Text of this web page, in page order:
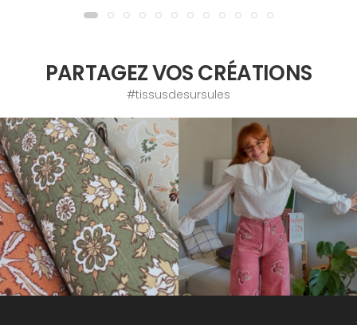
PARTAGEZ VOS CRÉATIONS
#tissusdesursules